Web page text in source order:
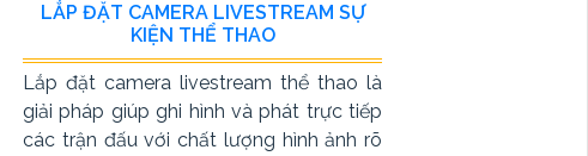
LẮP ĐẶT CAMERA LIVESTREAM SỰ
KIỆN THỂ THAO
Lắp đặt camera livestream thể thao là
giải pháp giúp ghi hình và phát trực tiếp
các trận đấu với chất lượng hình ảnh rõ